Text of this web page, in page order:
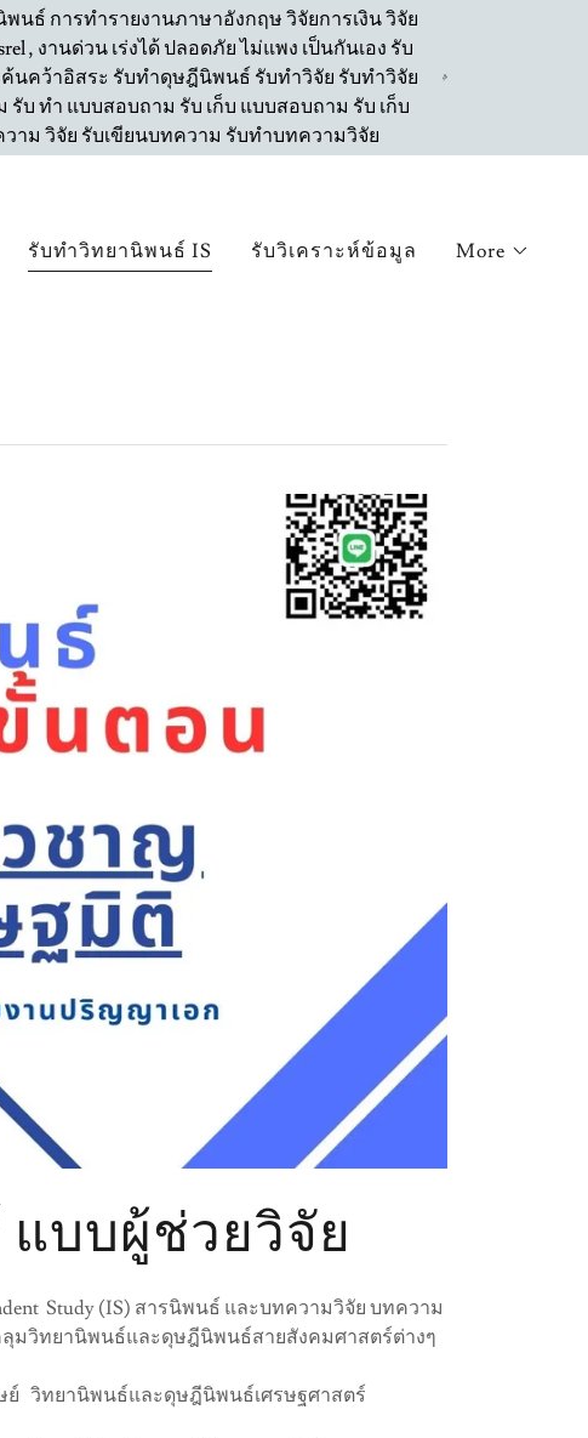
ธ์ การทำรายงานภาษาอังกฤษ วิจัยการเงิน วิจัย
, งานด่วน เร่งได้ ปลอดภัย ไม่แพง เป็นกันเอง รับ
ค้นคว้าอิสระ รับทำดุษฎีนิพนธ์ รับทำวิจัย รับทำวิจัย
บ ทำ แบบสอบถาม รับ เก็บ แบบสอบถาม รับ เก็บ
าม วิจัย รับเขียนบทความ รับทำบทความวิจัย
รับทำวิทยานิพนธ์ IS รับวิเคราะห์ข้อมูล More
บบผู้ช่วยวิจัย
Study (IS) สารนิพนธ์ และบทความวิจัย บทความ
วิทยานิพนธ์และดุษฎีนิพนธ์สายสังคมศาสตร์ต่างๆ
วิทยานิพนธ์และดุษฎีนิพนธ์เศรษฐศาสตร์